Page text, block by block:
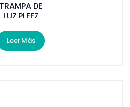
TRAMPA DE
LUZ PLEEZ
Leer Más